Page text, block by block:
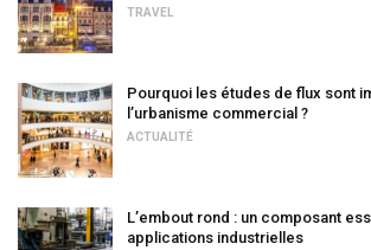
TRAVEL
Pourquoi les études de flux sont
l’urbanisme commercial ?
ACTUALITÉ
L’embout rond : un composant
applications industrielles